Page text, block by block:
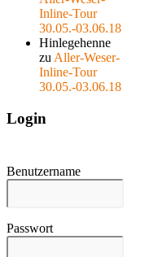
Inline-Tour
30.05.-03.06.18
Hinlegehenne
zu Aller-Weser-
Inline-Tour
30.05.-03.06.18
Login
Benutzername
Passwort